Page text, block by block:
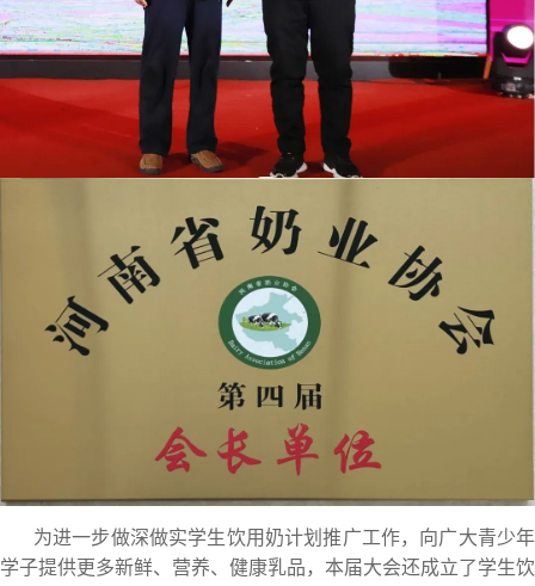
为进一步做深做实学生饮用奶计划推广工作，向广大青少年
学子提供更多新鲜、营养、健康乳品，本届大会还成立了学生饮